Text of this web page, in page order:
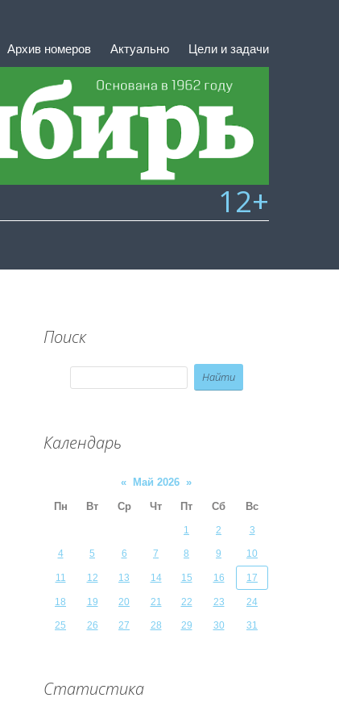
Архив номеров Актуально Цели и задачи
12+
Поиск
Календарь
« Май 2026 »
Пн
Вт Ср Чт Пт Сб Вс
1 2 3
4 5 6 7 8 9 10
11 12 13 14 15 16 17
18 19 20 21 22 23 24
25 26 27 28 29 30 31
Статистика